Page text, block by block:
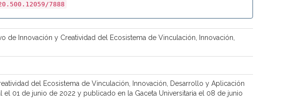
7888
Innovación y Creatividad del Ecosistema de Vinculación, Innovación,
del Ecosistema de Vinculación, Innovación, Desarrollo y Aplicación
01 de junio de 2022 y publicado en la Gaceta Universitaria el 08 de junio